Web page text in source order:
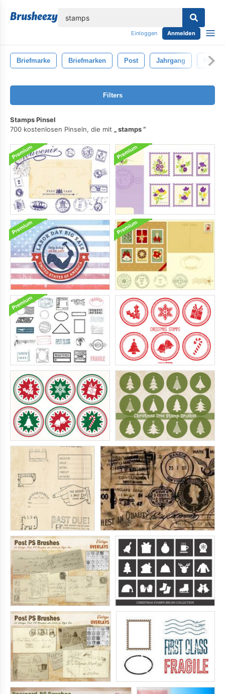
Einloggen Anmelden
Briefmarke Briefmarken Post Jahrgang
Filters
Stamps Pinsel
700 kostenlosen Pinseln, die mit
stamps